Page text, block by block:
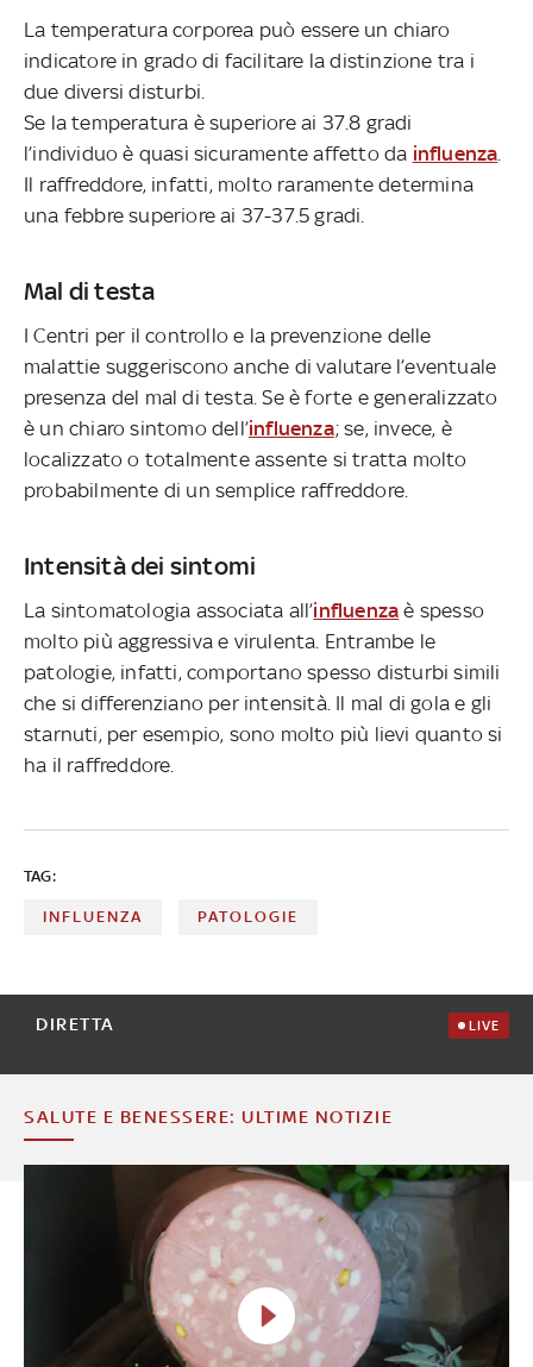
La temperatura corporea può essere un chiaro
indicatore in grado di facilitare la distinzione tra i
due diversi disturbi.
Se la temperatura è superiore ai 37.8 gradi
l’individuo è quasi sicuramente affetto da influenza
Il raffreddore, infatti, molto raramente determina
una febbre superiore ai 37-37.5 gradi.
Mal di testa
I Centri per il controllo e la prevenzione delle
malattie suggeriscono anche di valutare l’eventuale
presenza del mal di testa. Se è forte e generalizzato
è un chiaro sintomo dell’influenza; se, invece, è
localizzato o totalmente assente si tratta molto
probabilmente di un semplice raffreddore.
Intensità dei sintomi
La sintomatologia associata all’influenza è spesso
molto più aggressiva e virulenta. Entrambe le
patologie, infatti, comportano spesso disturbi simili
che si differenziano per intensità. Il mal di gola e gli
starnuti, per esempio, sono molto più lievi quanto si
ha il raffreddore.
TAG:
INFLUENZA PATOLOGIE
DIRETTA LIVE
SALUTE E BENESSERE: ULTIME NOTIZIE